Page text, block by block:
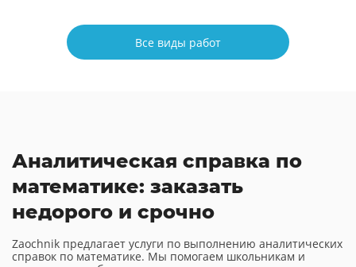
Все виды работ
Аналитическая справка по
математике: заказать
недорого и срочно
Zaochnik предлагает услуги по выполнению аналитических
справок по математике. Мы помогаем школьникам и